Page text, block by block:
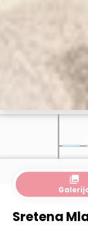
collections
Sretena